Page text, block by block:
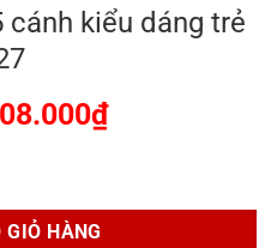
cánh kiểu dáng trẻ
₫
trẻ trung hiện đại QT-5-27 số
GIỎ HÀNG